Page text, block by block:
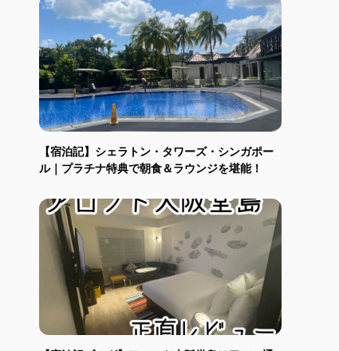
【宿泊記】シェラトン・タワーズ・シンガポー
ル｜プラチナ特典で朝食＆ラウンジを堪能！